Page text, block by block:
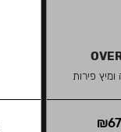
פירות
₪